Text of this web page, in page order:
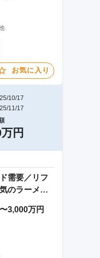
お気に入り
10/17
11/17
円
需要／リフ
のラーメン
3,000万円